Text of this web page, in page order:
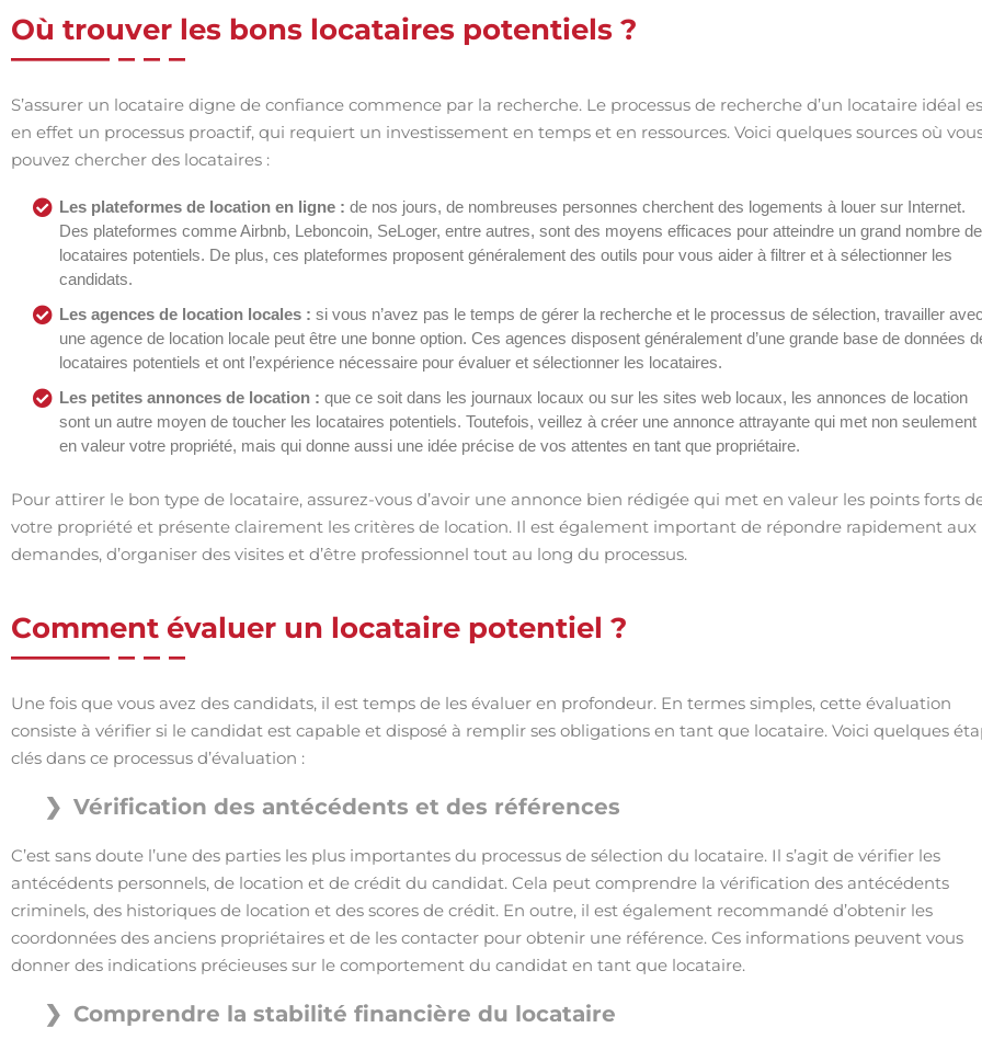
Où trouver les bons locataires potentiels ?
S’assurer un locataire digne de confiance commence par la recherche. Le processus de recherche d’un locataire idéal
en effet un processus proactif, qui requiert un investissement en temps et en ressources. Voici quelques sources où
pouvez chercher des locataires :
Les plateformes de location en ligne : de nos jours, de nombreuses personnes cherchent des logements à louer sur Internet.
Des plateformes comme Airbnb, Leboncoin, SeLoger, entre autres, sont des moyens efficaces pour atteindre un grand nombre de
locataires potentiels. De plus, ces plateformes proposent généralement des outils pour vous aider à filtrer et à sélectionner les
candidats.
Les agences de location locales : si vous n’avez pas le temps de gérer la recherche et le processus de sélection, travailler
une agence de location locale peut être une bonne option. Ces agences disposent généralement d’une grande base de données
locataires potentiels et ont l’expérience nécessaire pour évaluer et sélectionner les locataires.
Les petites annonces de location : que ce soit dans les journaux locaux ou sur les sites web locaux, les annonces de location
sont un autre moyen de toucher les locataires potentiels. Toutefois, veillez à créer une annonce attrayante qui met non seulement
en valeur votre propriété, mais qui donne aussi une idée précise de vos attentes en tant que propriétaire.
Pour attirer le bon type de locataire, assurez-vous d’avoir une annonce bien rédigée qui met en valeur les points forts
votre propriété et présente clairement les critères de location. Il est également important de répondre rapidement aux
demandes, d’organiser des visites et d’être professionnel tout au long du processus.
Comment évaluer un locataire potentiel ?
Une fois que vous avez des candidats, il est temps de les évaluer en profondeur. En termes simples, cette évaluation
consiste à vérifier si le candidat est capable et disposé à remplir ses obligations en tant que locataire. Voici quelques
clés dans ce processus d’évaluation :
Vérification des antécédents et des références
C’est sans doute l’une des parties les plus importantes du processus de sélection du locataire. Il s’agit de vérifier les
antécédents personnels, de location et de crédit du candidat. Cela peut comprendre la vérification des antécédents
criminels, des historiques de location et des scores de crédit. En outre, il est également recommandé d’obtenir les
coordonnées des anciens propriétaires et de les contacter pour obtenir une référence. Ces informations peuvent vous
donner des indications précieuses sur le comportement du candidat en tant que locataire.
Comprendre la stabilité financière du locataire